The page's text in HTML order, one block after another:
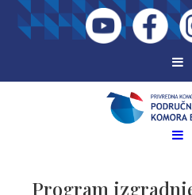
Program